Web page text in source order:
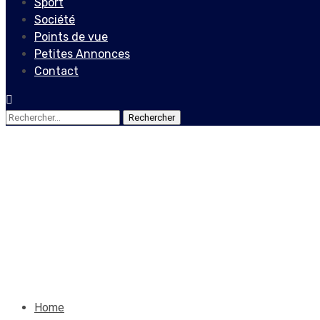
Société
Points de vue
Petites Annonces
Contact
Rechercher :
Home